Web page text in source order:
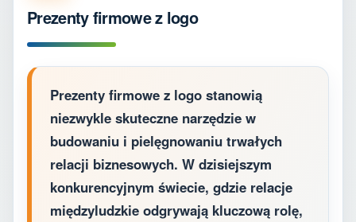
Prezenty firmowe z logo
Prezenty firmowe z logo stanowią
niezwykle skuteczne narzędzie w
budowaniu i pielęgnowaniu trwałych
relacji biznesowych. W dzisiejszym
konkurencyjnym świecie, gdzie relacje
międzyludzkie odgrywają kluczową rolę,